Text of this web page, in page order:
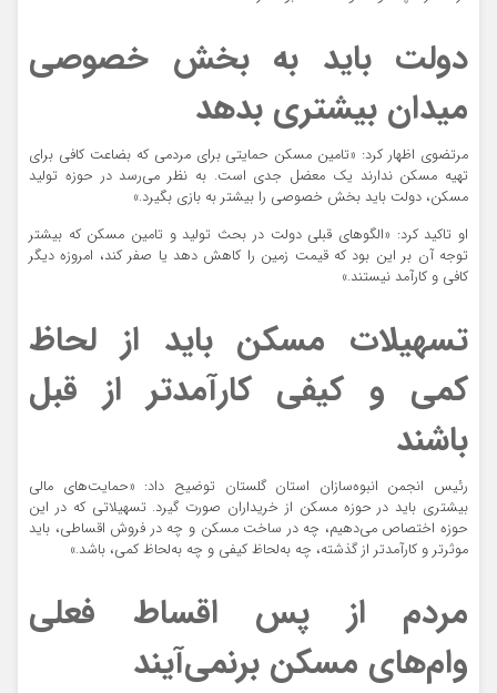
دولت باید به بخش خصوصی
میدان بیشتری بدهد
مرتضوی اظهار کرد: «تامین مسکن حمایتی برای مردمی که بضاعت کافی برای
تهیه مسکن ندارند یک معضل جدی است. به نظر می‌رسد در حوزه تولید
مسکن، دولت باید بخش خصوصی را بیشتر به بازی بگیرد.»
او تاکید کرد: «الگوهای قبلی دولت در بحث تولید و تامین مسکن که بیشتر
توجه آن بر این بود که قیمت زمین را کاهش دهد یا صفر کند، امروزه دیگر
کافی و کارآمد نیستند.»
تسهیلات مسکن باید از لحاظ
کمی و کیفی کارآمدتر از قبل
باشند
رئیس انجمن انبوه‌سازان استان گلستان توضیح داد: «حمایت‌های مالی
بیشتری باید در حوزه مسکن از خریداران صورت گیرد. تسهیلاتی که در این
حوزه اختصاص می‌دهیم، چه در ساخت مسکن و چه در فروش اقساطی، باید
موثرتر و کارآمدتر از گذشته، چه به‌لحاظ کیفی و چه به‌لحاظ کمی، باشد.»
مردم از پس اقساط فعلی
وام‌های مسکن برنمی‌آیند